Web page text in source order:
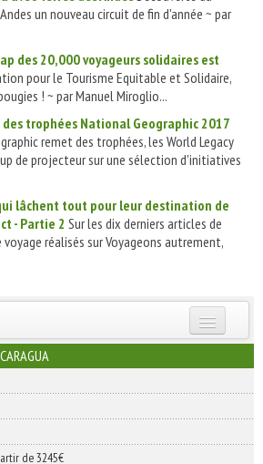
un nouveau circuit de fin d'année ~ par
des 20,000 voyageurs solidaires est
pour le Tourisme Equitable et Solidaire,
! ~ par Manuel Miroglio...
trophées National Geographic 2017
remet des trophées, les World Legacy
de projecteur sur une sélection d'initiatives
lâchent tout pour leur destination de
- Partie 2 Sur les dix derniers articles de
réalisés sur Voyageons autrement,
VOUS
de 3245€